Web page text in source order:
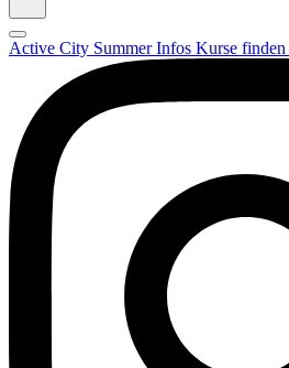
Active City SummerInfos Kurse finden